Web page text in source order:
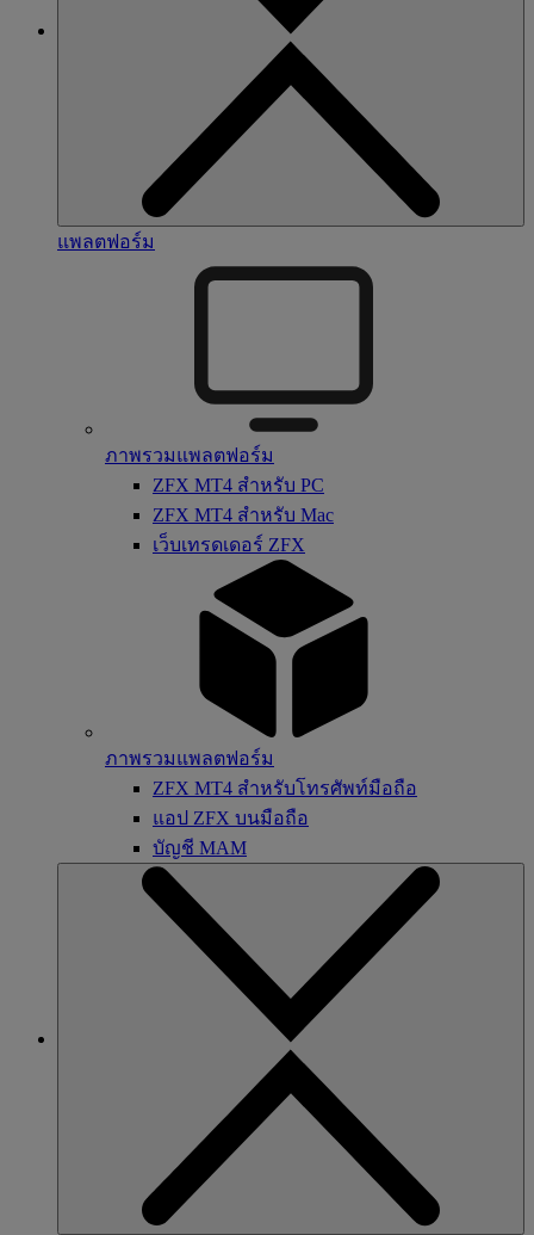
แพลตฟอร์ม
ภาพรวมแพลตฟอร์ม
ZFX MT4 สำหรับ PC
ZFX MT4 สำหรับ Mac
เว็บเทรดเดอร์ ZFX
ภาพรวมแพลตฟอร์ม
ZFX MT4 สำหรับโทรศัพท์มือถือ
แอป ZFX บนมือถือ
บัญชี MAM